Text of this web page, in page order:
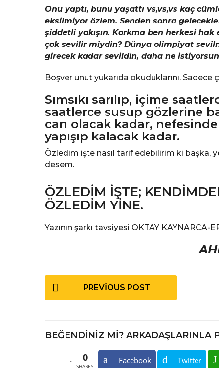
Onu yaptı, bunu yaşattı vs,vs,vs kaç
eksilmiyor özlem. Senden sonra
şiddetli yakışın. Korkma ben herkesi
çok sevilir miydin? Dünya olimpiyat
girecek kadar sevildin, daha ne
Boşver unut yukarıda okuduklarını. Sadece
Sımsıkı sarılıp, içime
saatlerce susup gözlerine
can olacak kadar,
yapışıp kalacak kadar.
Özledim işte nasıl tarif edebilirim ki başka,
desem.
ÖZLEDİM İŞTE;
ÖZLEDİM YİNE.
Yazının şarkı tavsiyesi OKTAY KAYNARCA-
P
o
t
PREVIOUS POST
BEĞENDINIZ MI? ARKADAŞLARINLA
0
SHARES
Facebook Twitter